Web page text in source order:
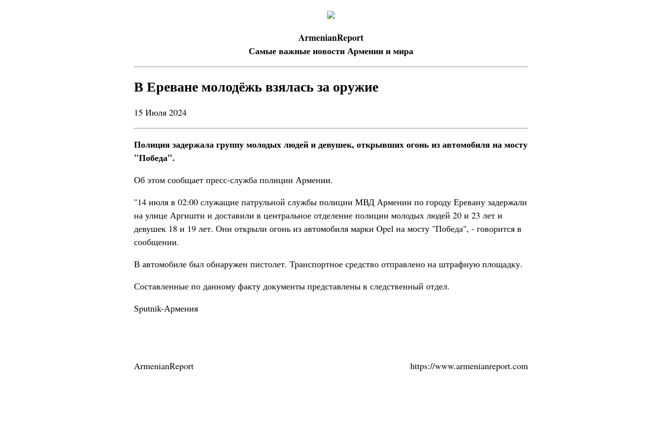
ArmenianReport
Самые важные новости Армении и мира
В Ереване молодёжь взялась за оружие
15 Июля 2024
Полиция задержала группу молодых людей и девушек, открывших огонь из автомобиля на мосту
"Победа".
Об этом сообщает пресс-служба полиции Армении.
"14 июля в 02:00 служащие патрульной службы полиции МВД Армении по городу Еревану задержали
на улице Аргишти и доставили в центральное отделение полиции молодых людей 20 и 23 лет и
девушек 18 и 19 лет. Они открыли огонь из автомобиля марки Opel на мосту "Победа", - говорится в
сообщении.
В автомобиле был обнаружен пистолет. Транспортное средство отправлено на штрафную площадку.
Составленные по данному факту документы представлены в следственный отдел.
Sputnik-Армения
ArmenianReport https://www.armenianreport.com